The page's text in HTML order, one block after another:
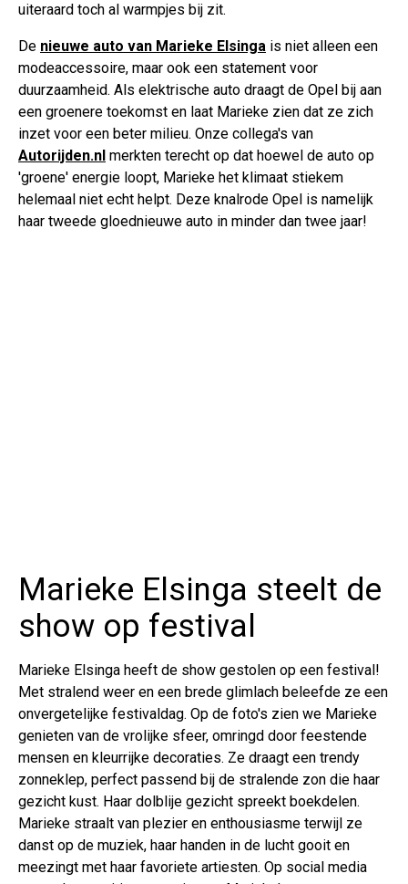
uiteraard toch al warmpjes bij zit.
De nieuwe auto van Marieke Elsinga is niet alleen een
modeaccessoire, maar ook een statement voor
duurzaamheid. Als elektrische auto draagt de Opel bij aan
een groenere toekomst en laat Marieke zien dat ze zich
inzet voor een beter milieu. Onze collega's van
Autorijden.nl merkten terecht op dat hoewel de auto op
'groene' energie loopt, Marieke het klimaat stiekem
helemaal niet echt helpt. Deze knalrode Opel is namelijk
haar tweede gloednieuwe auto in minder dan twee jaar!
Marieke Elsinga steelt de
show op festival
Marieke Elsinga heeft de show gestolen op een festival!
Met stralend weer en een brede glimlach beleefde ze een
onvergetelijke festivaldag. Op de foto's zien we Marieke
genieten van de vrolijke sfeer, omringd door feestende
mensen en kleurrijke decoraties. Ze draagt een trendy
zonneklep, perfect passend bij de stralende zon die haar
gezicht kust. Haar dolblije gezicht spreekt boekdelen.
Marieke straalt van plezier en enthousiasme terwijl ze
danst op de muziek, haar handen in de lucht gooit en
meezingt met haar favoriete artiesten. Op social media